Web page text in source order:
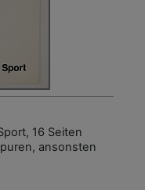
16 Seiten
ansonsten